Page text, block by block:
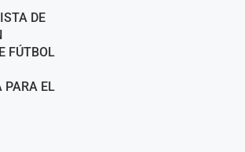
DE
FÚTBOL
PARA EL